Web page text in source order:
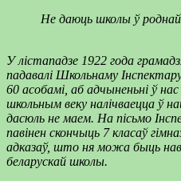
Не даюць школы ў
У лістападзе 1922 года
падавалі Школьнаму
60 асобамі, аб адчыненьні ў
школьным веку налічваецца ў
дасюль не маем. На пісьмо
павінен скончыць 7 класаў
адказаў, што ня можа быць
беларускай школы.